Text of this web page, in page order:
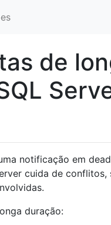
de
notificação em
cuida de conflitos,
duração: